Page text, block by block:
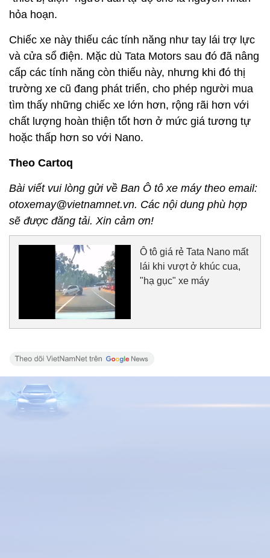
hỏa hoạn.
Chiếc xe này thiếu các tính năng như tay lái trợ lực
và cửa sổ điện. Mặc dù Tata Motors sau đó đã nâng
cấp các tính năng còn thiếu này, nhưng khi đó thị
trường xe cũ đang phát triển, cho phép người mua
tìm thấy những chiếc xe lớn hơn, rộng rãi hơn với
chất lượng hoàn thiện tốt hơn ở mức giá tương tự
hoặc thấp hơn so với Nano.
Theo Cartoq
Bài viết vui lòng gửi về Ban Ô tô xe máy theo email:
otoxemay@vietnamnet.vn. Các nội dung phù hợp
sẽ được đăng tải. Xin cảm ơn!
Ô tô giá rẻ Tata Nano mất
lái khi vượt ở khúc cua,
"hạ gục" xe máy